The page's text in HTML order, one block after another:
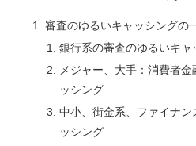
審査のゆるいキャッシングの
銀行系の審査のゆるいキャ
メジャー、大手：消費者
ッシング
中小、街金系、ファイナン
ッシング